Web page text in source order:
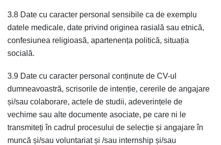
3.8 Date cu caracter personal sensibile ca de exemplu
datele medicale, date privind originea rasială sau etnică,
confesiunea religioasă, apartenența politică, situația
socială.
3.9 Date cu caracter personal conținute de CV-ul
dumneavoastră, scrisorile de intenție, cererile de angajare
și/sau colaborare, actele de studii, adeverințele de
vechime sau alte documente asociate, pe care ni le
transmiteți în cadrul procesului de selecție și angajare în
muncă și/sau voluntariat și /sau internship și/sau